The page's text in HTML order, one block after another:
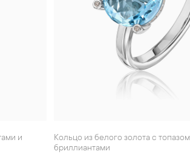
Кольцо из белого золота с топазом и
бриллиантами